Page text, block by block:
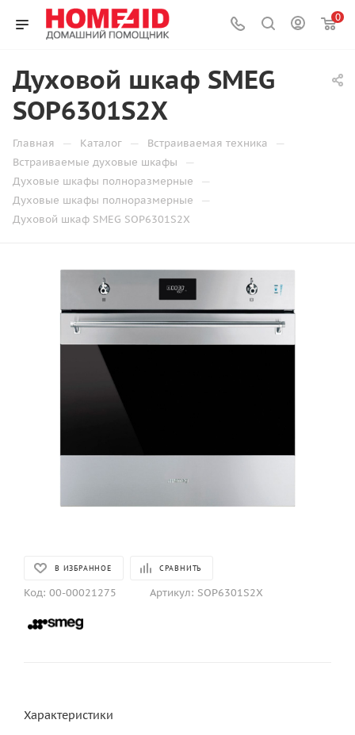
0
Духовой шкаф SMEG
SOP6301S2X
Главная — Каталог — Встраиваемая техника —
Встраиваемые духовые шкафы —
Духовые шкафы полноразмерные —
Духовые шкафы полноразмерные —
Духовой шкаф SMEG SOP6301S2X
В ИЗБРАННОЕ СРАВНИТЬ
Код: 00-00021275 Артикул: SOP6301S2X
Характеристики